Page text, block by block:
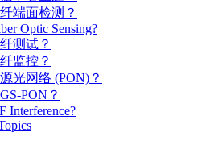
端面检测？
Optic Sensing?
测试？
监控？
光网络 (PON)？
PON？
Interference?